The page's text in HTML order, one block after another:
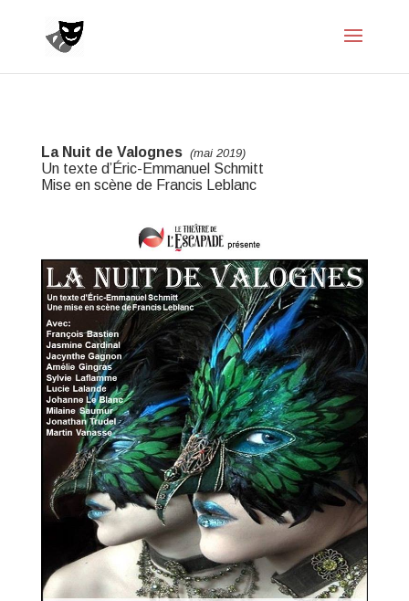
La Nuit de Valognes (mai 2019)
Un texte d’Éric-Emmanuel Schmitt
Mise en scène de Francis Leblanc